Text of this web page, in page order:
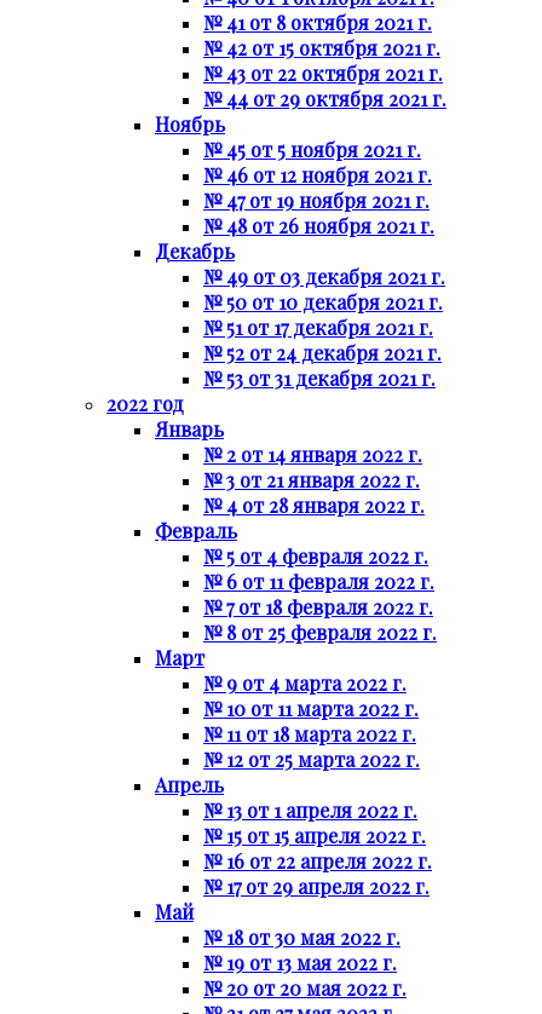
№ 41 от 8 октября 2021 г.
№ 42 от 15 октября 2021 г.
№ 43 от 22 октября 2021 г.
№ 44 от 29 октября 2021 г.
Ноябрь
№ 45 от 5 ноября 2021 г.
№ 46 от 12 ноября 2021 г.
№ 47 от 19 ноября 2021 г.
№ 48 от 26 ноября 2021 г.
Декабрь
№ 49 от 03 декабря 2021 г.
№ 50 от 10 декабря 2021 г.
№ 51 от 17 декабря 2021 г.
№ 52 от 24 декабря 2021 г.
№ 53 от 31 декабря 2021 г.
2022 год
Январь
№ 2 от 14 января 2022 г.
№ 3 от 21 января 2022 г.
№ 4 от 28 января 2022 г.
Февраль
№ 5 от 4 февраля 2022 г.
№ 6 от 11 февраля 2022 г.
№ 7 от 18 февраля 2022 г.
№ 8 от 25 февраля 2022 г.
Март
№ 9 от 4 марта 2022 г.
№ 10 от 11 марта 2022 г.
№ 11 от 18 марта 2022 г.
№ 12 от 25 марта 2022 г.
Апрель
№ 13 от 1 апреля 2022 г.
№ 15 от 15 апреля 2022 г.
№ 16 от 22 апреля 2022 г.
№ 17 от 29 апреля 2022 г.
Май
№ 18 от 30 мая 2022 г.
№ 19 от 13 мая 2022 г.
№ 20 от 20 мая 2022 г.